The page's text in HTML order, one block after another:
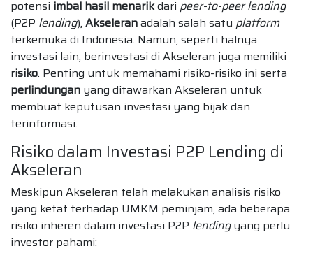
potensi imbal hasil menarikdari peer-to-peer lending
(P2P lending), Akseleranadalah salah satu platform
terkemuka di Indonesia. Namun, seperti halnya
investasi lain, berinvestasi di Akseleran juga memiliki
risiko. Penting untuk memahami risiko-risiko ini serta
perlindungan yang ditawarkan Akseleran untuk
membuat keputusan investasi yang bijak dan
terinformasi.
Risiko dalam Investasi P2P Lending di
Akseleran
Meskipun Akseleran telah melakukan analisis risiko
yang ketat terhadap UMKM peminjam, ada beberapa
risiko inheren dalam investasi P2P lendingyang perlu
investor pahami: